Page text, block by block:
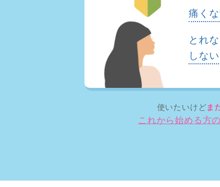
痛く
とれ
しな
使いたいけどま
これから始める方